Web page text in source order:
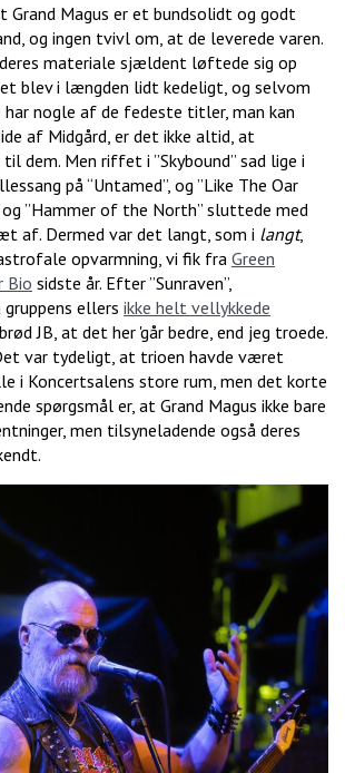
Grand Magus er et bundsolidt og godt
og ingen tvivl om, at de leverede varen.
materiale sjældent løftede sig op
blev i længden lidt kedeligt, og selvom
har nogle af de fedeste titler, man kan
af Midgård, er det ikke altid, at
dem. Men riffet i ”Skybound” sad lige i
på “Untamed”, og ”Like The Oar
”Hammer of the North” sluttede med
af. Dermed var det langt, som i langt,
opvarmning, vi fik fra Green
Bio sidste år. Efter ”Sunraven”,
ellers ikke helt vellykkede
JB, at det her 'går bedre, end jeg troede.
var tydeligt, at trioen havde været
i Koncertsalens store rum, men det korte
spørgsmål er, at Grand Magus ikke bare
men tilsyneladende også deres